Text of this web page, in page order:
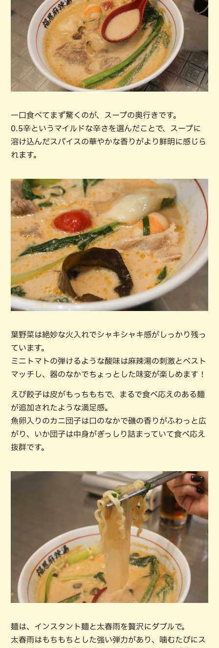
一口食べてまず驚くのが、スープの奥行きです。
0.5辛というマイルドな辛さを選んだことで、スープに
溶け込んだスパイスの華やかな香りがより鮮明に感じら
れます。
葉野菜は絶妙な火入れでシャキシャキ感がしっかり残っ
ています。
ミニトマトの弾けるような酸味は麻辣湯の刺激とベスト
マッチし、器のなかでちょっとした味変が楽しめます！
えび餃子は皮がもっちもちで、まるで食べ応えのある麺
が追加されたような満足感。
魚卵入りのカニ団子は口のなかで磯の香りがふわっと広
がり、いか団子は中身がぎっしり詰まっていて食べ応え
抜群です。
麺は、インスタント麺と太春雨を贅沢にダブルで。
太春雨はもちもちとした強い弾力があり、噛むたびにス